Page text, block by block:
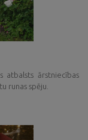
atbalsts ārstniecības
runas spēju.